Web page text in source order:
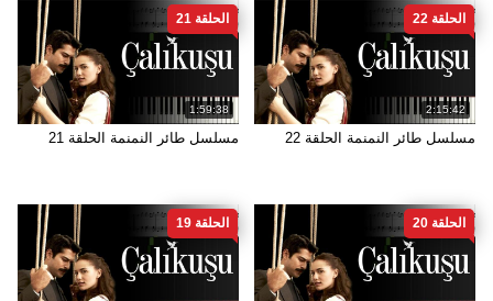
2:15:42
الحلقة 22
مسلسل طائر النمنمة الحلقة 22
1:59:38
الحلقة 21
مسلسل طائر النمنمة الحلقة 21
الحلقة 20 الحلقة 19